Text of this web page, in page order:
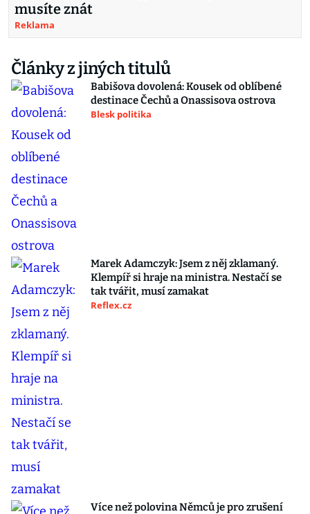
musíte znát
Reklama
Články z jiných titulů
Babišova dovolená: Kousek od oblíbené
destinace Čechů a Onassisova ostrova
Blesk politika
Marek Adamczyk: Jsem z něj zklamaný.
Klempíř si hraje na ministra. Nestačí se
tak tvářit, musí zamakat
Reflex.cz
Více než polovina Němců je pro zrušení